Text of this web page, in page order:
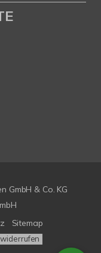
GmbH & Co. KG
Sitemap